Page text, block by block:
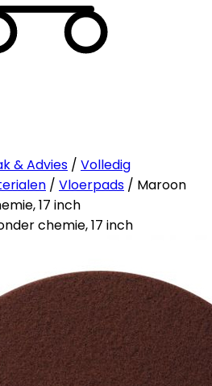
& Advies / Volledig
/ Vloerpads / Maroon
17 inch
chemie, 17 inch